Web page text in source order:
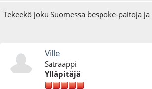
Tekeekö joku Suomessa bespoke-paitoja
Ville
Satraappi
Ylläpitäjä